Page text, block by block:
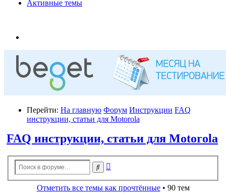
Активные темы
Перейти: На главную Форум Инструкции FAQ
инструкции, статьи для Motorola
FAQ инструкции, статьи для Motorola
Поиск
поиск
Отметить все темы как прочтённые• 90 тем